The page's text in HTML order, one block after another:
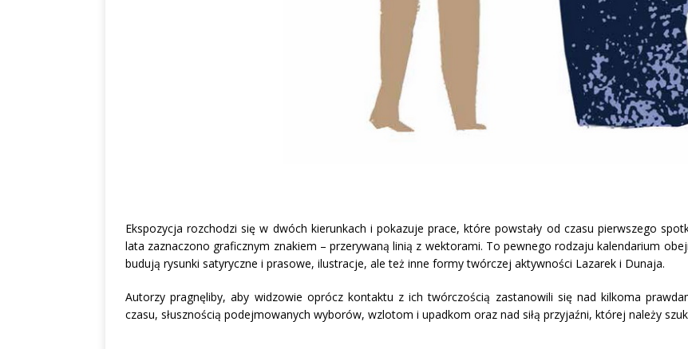
Ekspozycja rozchodzi się w dwóch kierunkach i pokazuje prace, które powstały od czasu pierwszego
lata zaznaczono graficznym znakiem – przerywaną linią z wektorami. To pewnego rodzaju kalendarium
budują rysunki satyryczne i prasowe, ilustracje, ale też inne formy twórczej aktywności Lazarek i Dunaja.
Autorzy pragnęliby, aby widzowie oprócz kontaktu z ich twórczością zastanowili się nad kilkoma
czasu, słusznością podejmowanych wyborów, wzlotom i upadkom oraz nad siłą przyjaźni, której należy